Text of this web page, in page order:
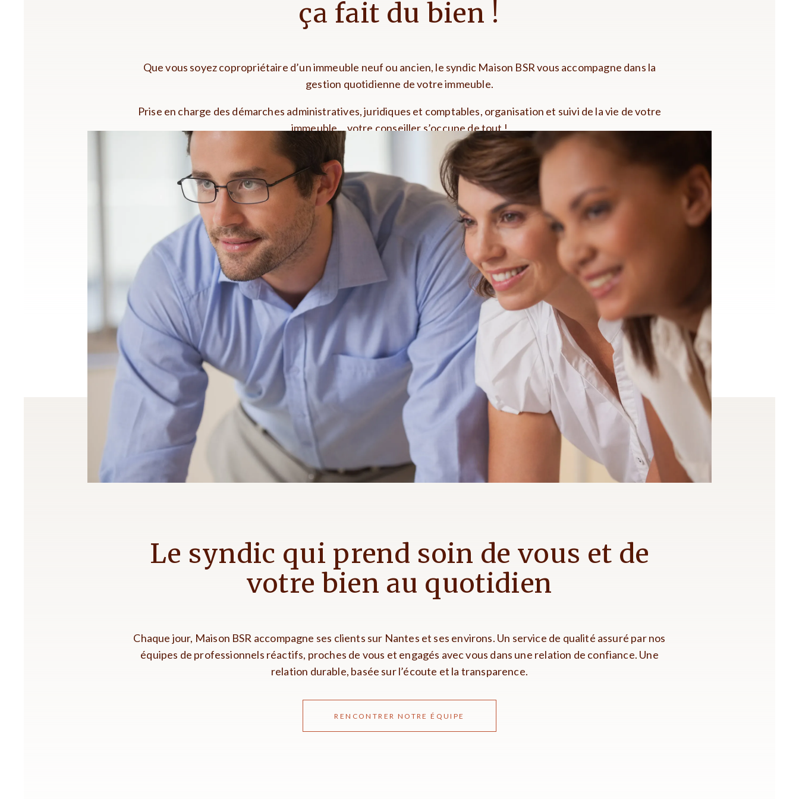
ça fait du bien !
Que vous soyez copropriétaire d’un immeuble neuf ou ancien, le syndic Maison BSR vous accompagne dans la
gestion quotidienne de votre immeuble.
Prise en charge des démarches administratives, juridiques et comptables, organisation et suivi de la vie de votre
immeuble… votre conseiller s’occupe de tout !
PRENDRE RENDEZ-VOUS
Le syndic qui prend soin de vous et de
votre bien au quotidien
Chaque jour, Maison BSR accompagne ses clients sur Nantes et ses environs. Un service de qualité assuré par nos
équipes de professionnels réactifs, proches de vous et engagés avec vous dans une relation de confiance. Une
relation durable, basée sur l’écoute et la transparence.
RENCONTRER NOTRE ÉQUIPE